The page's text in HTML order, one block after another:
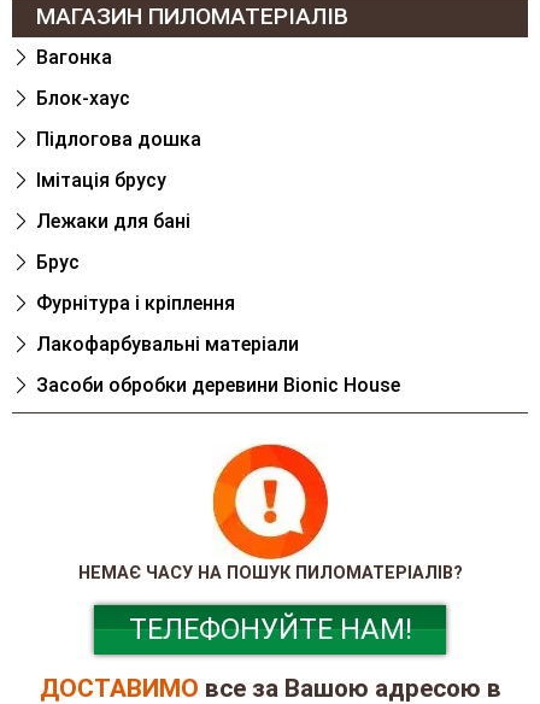
МАГАЗИН ПИЛОМАТЕРІАЛІВ
Вагонка
Блок-хаус
Підлогова дошка
Імітація брусу
Лежаки для банi
Брус
Фурнітура і кріплення
Лакофарбувальні матеріали
Засоби обробки деревини Bionic House
НЕМАЄ ЧАСУ НА ПОШУК ПИЛОМАТЕРІАЛІВ?
ТЕЛЕФОНУЙТЕ НАМ!
ДОСТАВИМО все за Вашою адресою в